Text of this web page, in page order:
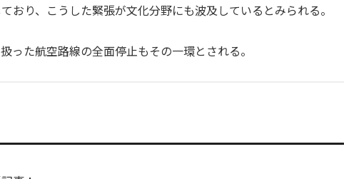
おり、こうした緊張が文化分野にも波及しているとみられる。
った航空路線の全面停止もその一環とされる。